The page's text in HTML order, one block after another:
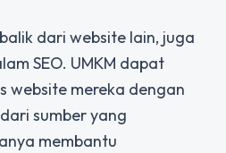
dari website lain, juga
SEO. UMKM dapat
website mereka dengan
sumber yang
membantu